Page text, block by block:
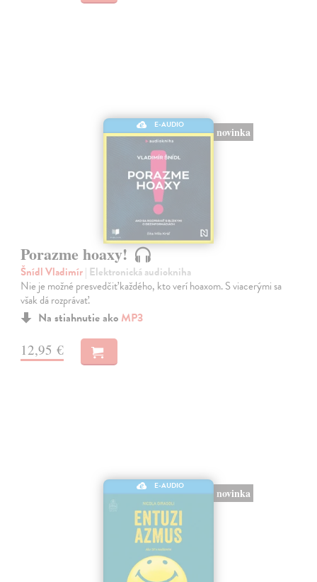
E-AUDIO
novinka
Porazme hoaxy!
Šnídl Vladimír| Elektronická audiokniha
Nie je možné presvedčiť každého, kto verí hoaxom. S viacerými sa
však dá rozprávať.
Na stiahnutie ako MP3
12,95 €
E-AUDIO
novinka